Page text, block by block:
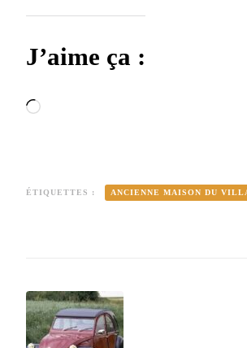
J’aime ça :
Chargement…
ÉTIQUETTES : ANCIENNE MAISON DU